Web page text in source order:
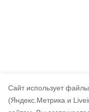
Cайт использует
(Яндекс.Метрика и